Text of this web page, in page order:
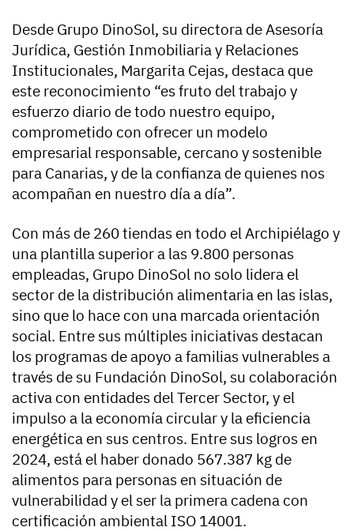
Desde Grupo DinoSol, su directora de Asesoría
Jurídica, Gestión Inmobiliaria y Relaciones
Institucionales, Margarita Cejas, destaca que
este reconocimiento “es fruto del trabajo y
esfuerzo diario de todo nuestro equipo,
comprometido con ofrecer un modelo
empresarial responsable, cercano y sostenible
para Canarias, y de la confianza de quienes nos
acompañan en nuestro día a día”.
Con más de 260 tiendas en todo el Archipiélago y
una plantilla superior a las 9.800 personas
empleadas, Grupo DinoSol no solo lidera el
sector de la distribución alimentaria en las islas,
sino que lo hace con una marcada orientación
social. Entre sus múltiples iniciativas destacan
los programas de apoyo a familias vulnerables a
través de su Fundación DinoSol, su colaboración
activa con entidades del Tercer Sector, y el
impulso a la economía circular y la eficiencia
energética en sus centros. Entre sus logros en
2024, está el haber donado 567.387 kg de
alimentos para personas en situación de
vulnerabilidad y el ser la primera cadena con
certificación ambiental ISO 14001.